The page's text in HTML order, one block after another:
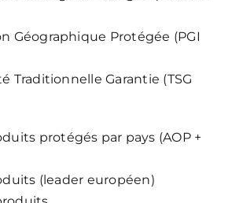
Géographique Protégée (PGI
Traditionnelle Garantie (TSG
protégés par pays (AOP +
(leader européen)